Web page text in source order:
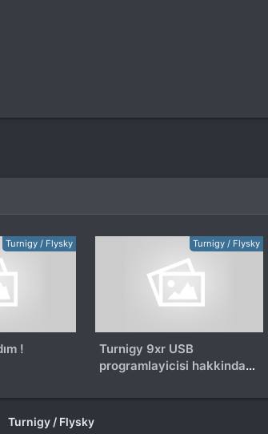
Turnigy / Flysky
!
Turnigy / Flysky
Turnigy 9xr USB
programlayicisi hakkinda
Turnigy / Flysky